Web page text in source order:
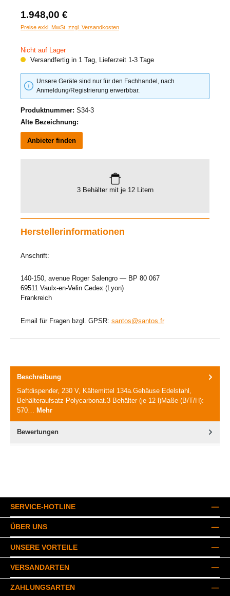
1.948,00 €
Preise exkl. MwSt. zzgl. Versandkosten
Nicht auf Lager
Versandfertig in 1 Tag, Lieferzeit 1-3 Tage
Unsere Geräte sind nur für den Fachhandel, nach
Anmeldung/Registrierung erwerbbar.
Produktnummer: S34-3
Alte Bezeichnung:
Anbieter finden
3 Behälter mit je 12 Litern
Herstellerinformationen
Anschrift:
140-150, avenue Roger Salengro — BP 80 067
69511 Vaulx-en-Velin Cedex (Lyon)
Frankreich
Email für Fragen bzgl. GPSR: santos@santos.fr
Beschreibung
Saftdispender, 230 V, Kältemittel 134a.Gehäuse Edelstahl,
Behälteraufsatz Polycarbonat.3 Behälter (je 12 l)Maße (B/T/H):
570… Mehr
Bewertungen
SERVICE-HOTLINE
ÜBER UNS
UNSERE VORTEILE
VERSANDARTEN
ZAHLUNGSARTEN